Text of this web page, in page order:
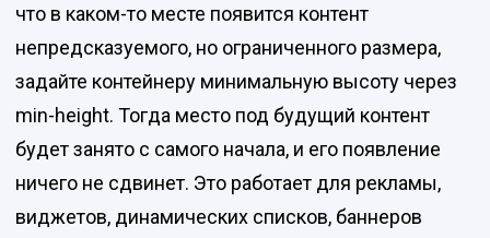
что в каком-то месте появится контент
непредсказуемого, но ограниченного размера,
задайте контейнеру минимальную высоту через
min-height. Тогда место под будущий контент
будет занято с самого начала, и его появление
ничего не сдвинет. Это работает для рекламы,
виджетов, динамических списков, баннеров